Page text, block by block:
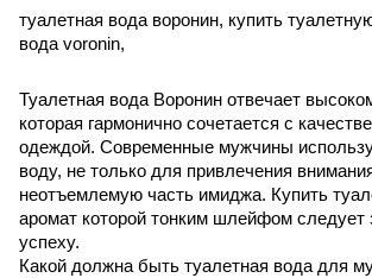
туалетная вода воронин, купить
вода voronin,
Туалетная вода Воронин отвечает
которая гармонично сочетается с
одеждой. Современные мужчины
воду, не только для привлечения
неотъемлемую часть имиджа. Купить
аромат которой тонким шлейфом следует
успеху.
Какой должна быть туалетная вода для